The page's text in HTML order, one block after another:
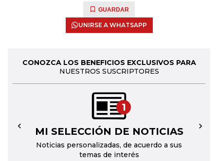
GUARDAR
UNIRSE A WHATSAPP
CONOZCA LOS BENEFICIOS EXCLUSIVOS PARA
NUESTROS SUSCRIPTORES
1
MI SELECCIÓN DE NOTICIAS
Noticias personalizadas, de acuerdo a sus
temas de interés
← →